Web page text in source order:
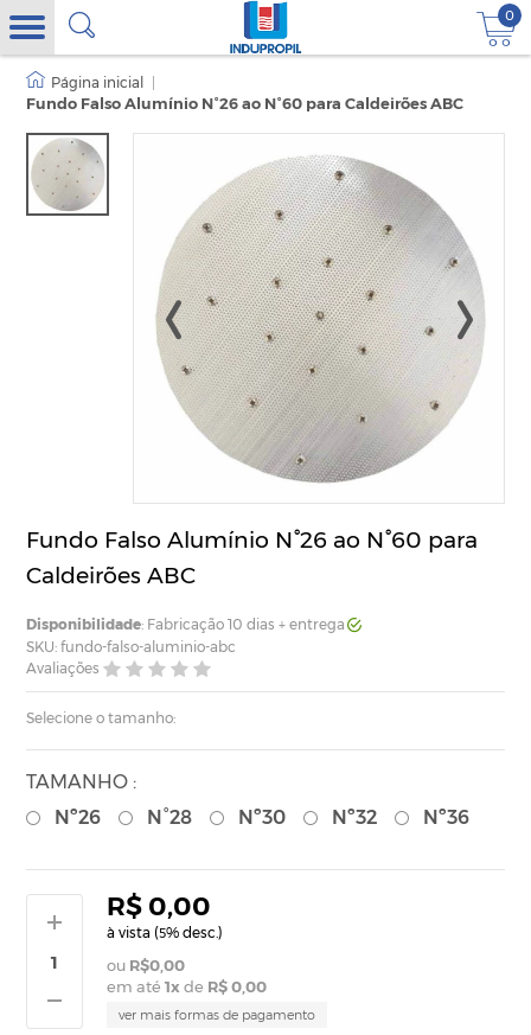
0
Fundo Falso Alumínio N°26 ao N°60 para Caldeirões ABC
Fundo Falso Alumínio N°26 ao N°60 para
Caldeirões ABC
Disponibilidade: Fabricação 10 dias + entrega
SKU: fundo-falso-aluminio-abc
Avaliações
Selecione o tamanho:
TAMANHO :
Nº26
N°28 Nº30 Nº32 Nº36
R$ 0,00
à vista (5% desc.)
R$0,00
em até1x de R$ 0,00
ver mais formas de pagamento